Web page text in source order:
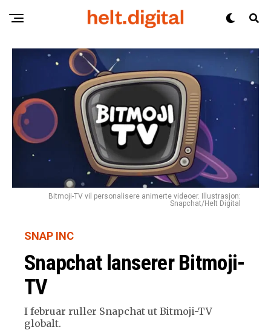
Bitmoji-TV vil personalisere animerte videoer. Illustrasjon:
Snapchat/Helt Digital
SNAP INC
Snapchat lanserer Bitmoji-
TV
I februar ruller Snapchat ut Bitmoji-TV
globalt.